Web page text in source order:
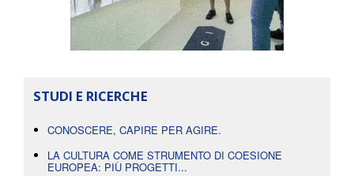
STUDI E RICERCHE
CONOSCERE, CAPIRE PER AGIRE.
LA CULTURA COME STRUMENTO DI COESIONE
EUROPEA: PIÙ PROGETTI...